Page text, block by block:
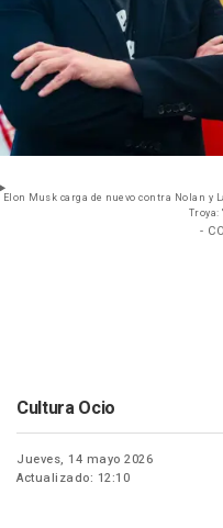
Elon Musk carga de nuevo contra Nolan y
Troya:
-
Cultura Ocio
Jueves, 14 mayo 2026
Actualizado: 12:10